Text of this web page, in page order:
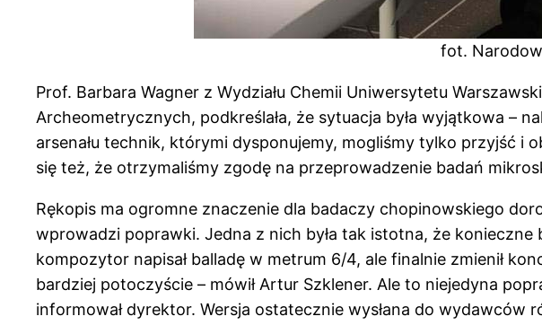
fot.
Prof. Barbara Wagner z Wydziału Chemii Uniwersytetu
Archeometrycznych, podkreślała, że sytuacja była wyjątkowa –
arsenału technik, którymi dysponujemy, mogliśmy tylko przyjść i
się też, że otrzymaliśmy zgodę na przeprowadzenie badań
Rękopis ma ogromne znaczenie dla badaczy chopinowskiego
wprowadzi poprawki. Jedna z nich była tak istotna, że
kompozytor napisał balladę w metrum 6/4, ale finalnie zmienił
bardziej potoczyście – mówił Artur Szklener. Ale to niejedyna
informował dyrektor. Wersja ostatecznie wysłana do